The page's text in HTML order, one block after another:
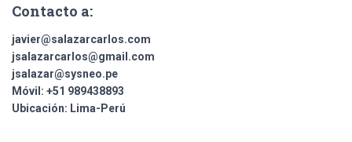
Contacto a:
javier@salazarcarlos.com
jsalazarcarlos@gmail.com
jsalazar@sysneo.pe
Móvil: +51 ​989438893
Ubicación: Lima-Perú